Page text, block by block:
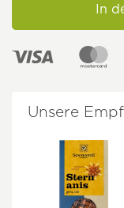
In
Unsere